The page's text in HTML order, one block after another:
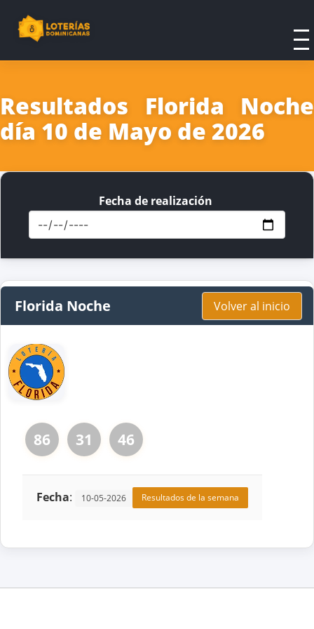
Resultados Florida Noche
día 10 de Mayo de 2026
Fecha de realización
Florida Noche Volver al inicio
86 31 46
Fecha: 10-05-2026 Resultados de la semana